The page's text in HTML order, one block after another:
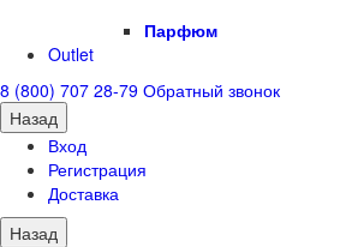
Парфюм
Outlet
8 (800) 707 28-79 Обратный звонок
Назад
Вход
Регистрация
Доставка
Назад